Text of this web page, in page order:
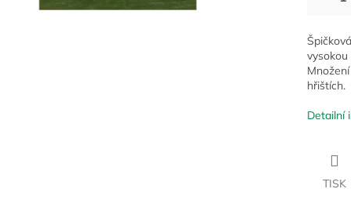
hřištích.
Detailní
TISK